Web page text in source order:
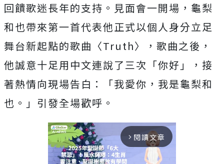
回饋歌迷長年的支持。見面會一開場， 龜梨
和也帶來第一首代表他正式以個人身分立足
舞台新起點的歌曲〈Truth〉，歌曲之後，
他誠意十足用中文連說了三次「你好」， 接
著熱情向現場告白：「我愛你，我是龜梨和
也。」引發全場歡呼。
arrow_forward_ios 閱讀文章